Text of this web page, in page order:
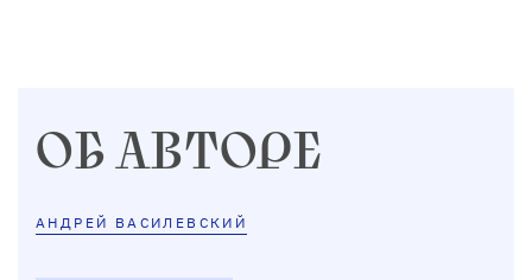
ОБ АВТОРЕ
АНДРЕЙ ВАСИЛЕВСКИЙ